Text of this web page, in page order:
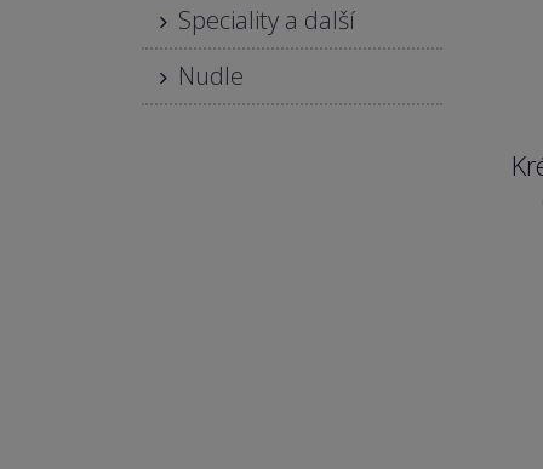
Speciality a další
Nudle